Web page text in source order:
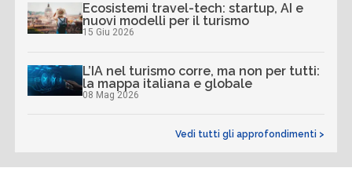
Ecosistemi travel-tech: startup, AI e
nuovi modelli per il turismo
15 Giu 2026
L’IA nel turismo corre, ma non per tutti:
la mappa italiana e globale
08 Mag 2026
Vedi tutti gli approfondimenti >